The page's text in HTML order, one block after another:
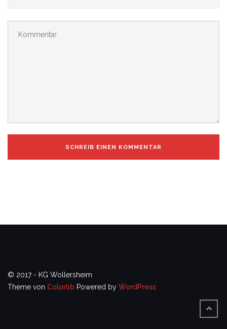
© 2017 - KG Wollersheim
Theme von Colorlib Powered by WordPress